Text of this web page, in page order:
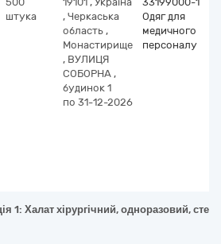
штука
, Черкаська
область ,
Монастирище
, ВУЛИЦЯ
СОБОРНА ,
будинок 1
по 31-12-2026
Одяг для
медичного
персоналу
1: Халат хірургічний, одноразовий,